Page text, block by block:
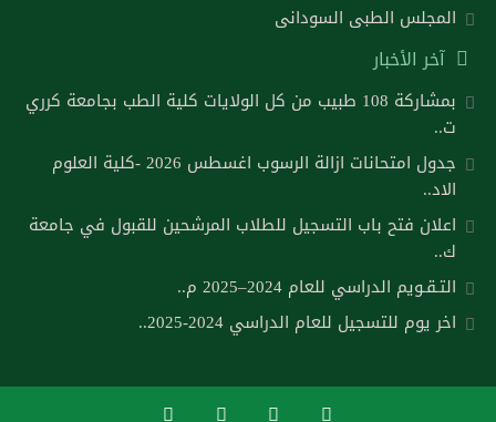
المجلس الطبى السودانى
آخر الأخبار
بمشاركة 108 طبيب من كل الولايات كلية الطب بجامعة كرري
ت..
جدول امتحانات ازالة الرسوب اغسطس 2026 -كلية العلوم
الاد..
اعلان فتح باب التسجيل للطلاب المرشحين للقبول في جامعة
ك..
التـقـويم الدراسي للعام 2024–2025 م..
اخر يوم للتسجيل للعام الدراسي 2024-2025..